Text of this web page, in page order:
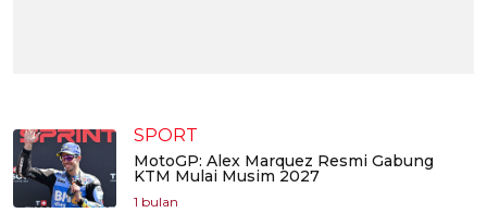
SPORT
MotoGP: Alex Marquez Resmi Gabung
KTM Mulai Musim 2027
1 bulan